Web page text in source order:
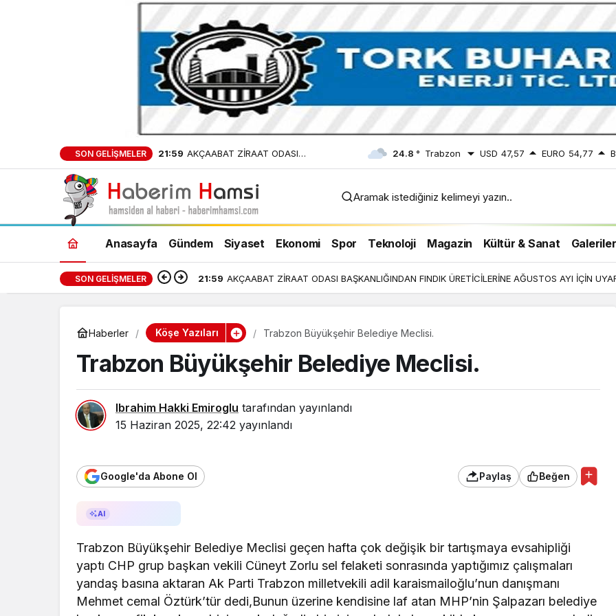
SON GELIŞMELER 21:59 AKÇAABAT ZİRAAT ODASI
BAŞKANLIĞINDAN FINDIK
ÜRETİCİLERİNE AĞUSTOS AYI İÇİN
24.8 ° Trabzon USD 47,57 EURO 54,77
Aramak istediğiniz kelimeyi yazın..
Anasayfa Gündem Siyaset Ekonomi Spor Teknoloji Magazin Kültür & Sanat Galeriler
SON GELIŞMELER 21:59 AKÇAABAT ZİRAAT ODASI BAŞKANLIĞINDAN FINDIK ÜRETİCİLERİNE AĞUSTOS AYI İÇİN
Haberler Köşe Yazıları Trabzon Büyükşehir Belediye Meclisi.
Trabzon Büyükşehir Belediye Meclisi.
Ibrahim Hakki Emiroglu tarafından yayınlandı
15 Haziran 2025, 22:42 yayınlandı
Google'da Abone Ol Paylaş Beğen
AI
Trabzon Büyükşehir Belediye Meclisi geçen hafta çok değişik bir tartışmaya evsahipliği
yaptı CHP grup başkan vekili Cüneyt Zorlu sel felaketi sonrasında yaptığımız çalışmaları
yandaş basına aktaran Ak Parti Trabzon milletvekili adil karaismailoğlu’nun danışmanı
Mehmet cemal Öztürk’tür dedi,Bunun üzerine kendisine laf atan MHP’nin Şalpazarı belediye